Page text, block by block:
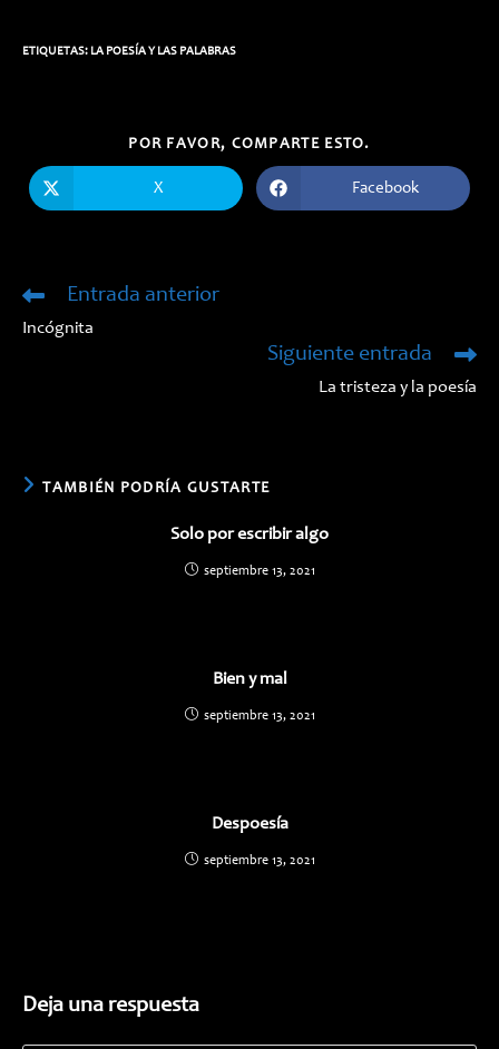
ETIQUETAS: LA POESÍA Y LAS PALABRAS
POR FAVOR, COMPARTE ESTO.
CONTENIDO
abre
X
Se
abre
Facebook
Leer
artículos
Entrada anterior
Incógnita
Siguiente entrada
La tristeza y la poesía
TAMBIÉN PODRÍA GUSTARTE
Solo por escribir algo
septiembre 13, 2021
Bien y mal
septiembre 13, 2021
Despoesía
septiembre 13, 2021
Deja una respuesta